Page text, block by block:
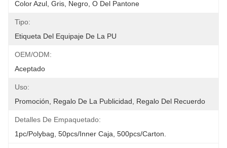
Color Azul, Gris, Negro, O Del Pantone
Tipo:
Etiqueta Del Equipaje De La PU
OEM/ODM:
Aceptado
Uso:
Promoción, Regalo De La Publicidad, Regalo Del Recuerdo
Detalles De Empaquetado:
1pc/polybag, 50pcs/inner Caja, 500pcs/carton.